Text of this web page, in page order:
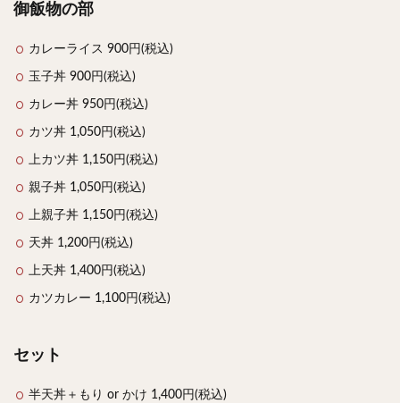
御飯物の部
カレーライス 900円(税込)
玉子丼 900円(税込)
カレー丼 950円(税込)
カツ丼 1,050円(税込)
上カツ丼 1,150円(税込)
親子丼 1,050円(税込)
上親子丼 1,150円(税込)
天丼 1,200円(税込)
上天丼 1,400円(税込)
カツカレー 1,100円(税込)
セット
半天丼＋もり or かけ 1,400円(税込)